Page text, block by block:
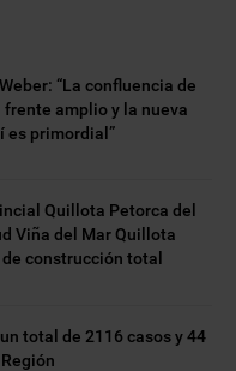
“La confluencia de
amplio y la nueva
es primordial”
Quillota Petorca del
Viña del Mar Quillota
construcción total
total de 2116 casos y 44